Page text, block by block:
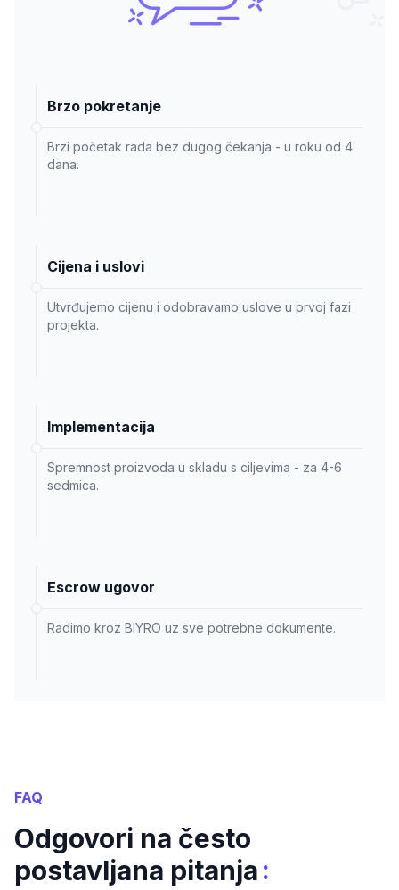
Brzo pokretanje
Brzi početak rada bez dugog čekanja - u roku od 4
dana.
Cijena i uslovi
Utvrđujemo cijenu i odobravamo uslove u prvoj fazi
projekta.
Implementacija
Spremnost proizvoda u skladu s ciljevima - za 4-6
sedmica.
Escrow ugovor
Radimo kroz BIYRO uz sve potrebne dokumente.
FAQ
Odgovori na često
postavljana pitanja: